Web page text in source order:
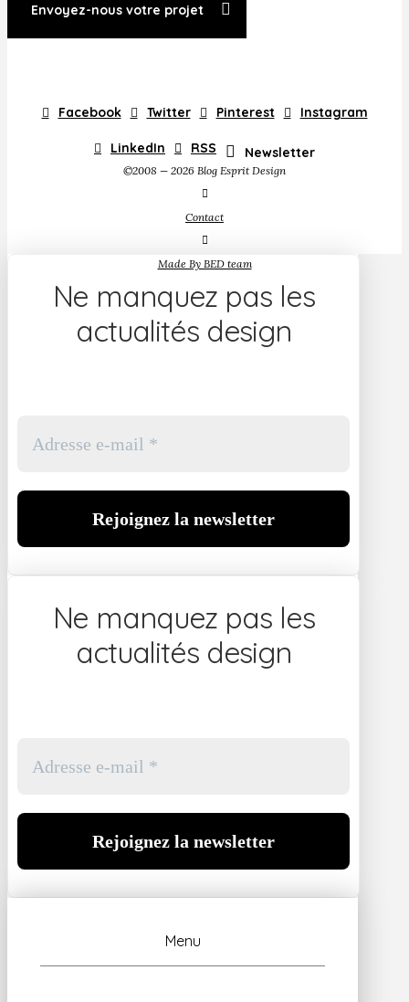
Envoyez-nous votre projet
Facebook Twitter Pinterest Instagram
LinkedIn RSS Newsletter
©2008 — 2026 Blog Esprit Design
Contact
Made By BED team
Ne manquez pas les
actualités design
Ne manquez pas les
actualités design
Menu